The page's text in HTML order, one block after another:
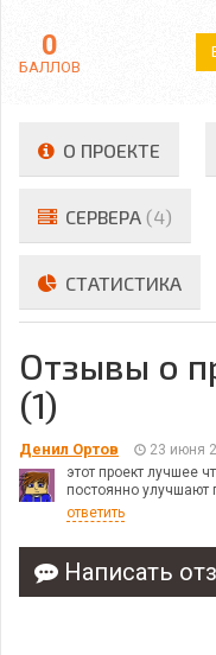
0
БАЛЛОВ
О ПРОЕКТЕ
СЕРВЕРА (4)
СТАТИСТИКА
Отзывы о
(1)
Денил Ортов 23 июня
этот проект лучшее
постоянно улучшают
ответить
Написать